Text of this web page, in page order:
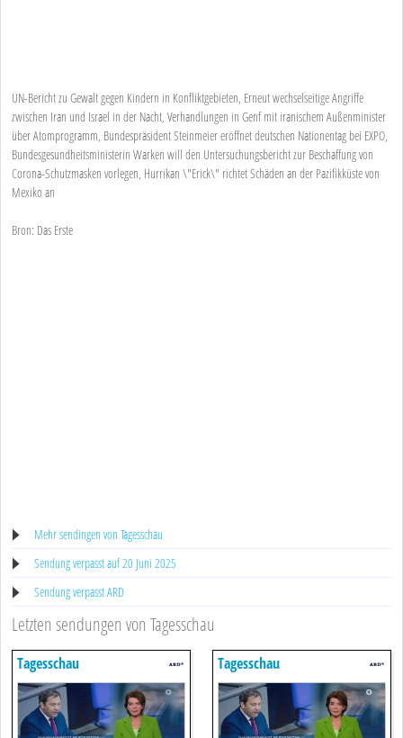
UN-Bericht zu Gewalt gegen Kindern in Konfliktgebieten, Erneut wechselseitige Angriffe
zwischen Iran und Israel in der Nacht, Verhandlungen in Genf mit iranischem Außenminister
über Atomprogramm, Bundespräsident Steinmeier eröffnet deutschen Nationentag bei EXPO,
Bundesgesundheitsministerin Warken will den Untersuchungsbericht zur Beschaffung von
Corona-Schutzmasken vorlegen, Hurrikan \"Erick\" richtet Schäden an der Pazifikküste von
Mexiko an
Bron: Das Erste
Mehr sendingen von Tagesschau
Sendung verpasst auf 20 Juni 2025
Sendung verpasst ARD
Letzten sendungen von Tagesschau
Tagesschau Tagesschau